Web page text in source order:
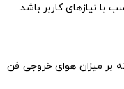
با نیازهای کاربر باشد.
بر میزان هوای خروجی فن